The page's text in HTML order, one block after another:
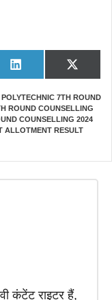
Share
on
L
i
k
e
d
I
Share
on
X
(
w
i
t
t
)
POLYTECHNIC 7TH ROUND
ROUND COUNSELLING
COUNSELLING 2024
ALLOTMENT RESULT
कंटेंट राइटर हैं,